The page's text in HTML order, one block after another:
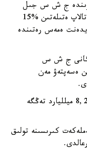
ج ش س جىل
سايىن 2018-2022 -جىلدار ارالىعىندا تالاپ ەتىلەتىن %15
رەزيدەنت ەمەس رەتىندە
ورگانى ج ش س
ەسەپتەۋ مەن
اتالعان فاكتىلەر راستالدى، سوندىقتان 8,2 ميلليارد تەڭگە
كىرىسىنە تولىق